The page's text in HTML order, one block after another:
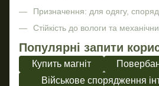
Призначення: для одягу,
Стійкість до вологи та
Популярні запити
Купить магніт
Військове спорядження